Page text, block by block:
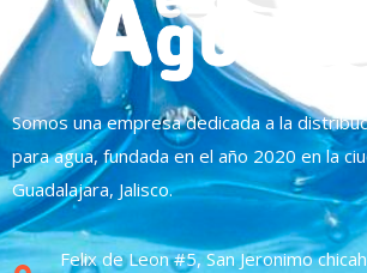
Somos una empresa dedicada a la
para agua, fundada en el año 2020 en la
Guadalajara, Jalisco.
Felix de Leon #5, San Jeronimo